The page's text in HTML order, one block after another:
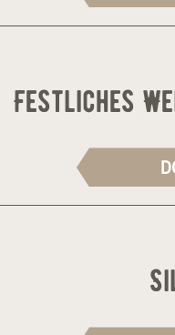
Festliches